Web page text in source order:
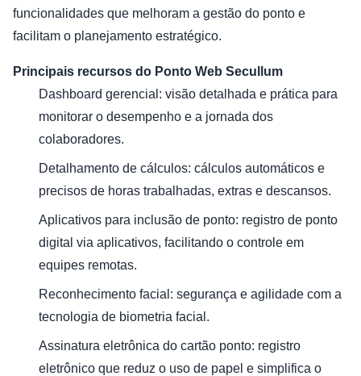
funcionalidades que melhoram a gestão do ponto e
facilitam o planejamento estratégico.
Principais recursos do Ponto Web Secullum
Dashboard gerencial: visão detalhada e prática para
monitorar o desempenho e a jornada dos
colaboradores.
Detalhamento de cálculos: cálculos automáticos e
precisos de horas trabalhadas, extras e descansos.
Aplicativos para inclusão de ponto: registro de ponto
digital via aplicativos, facilitando o controle em
equipes remotas.
Reconhecimento facial: segurança e agilidade com a
tecnologia de biometria facial.
Assinatura eletrônica do cartão ponto: registro
eletrônico que reduz o uso de papel e simplifica o